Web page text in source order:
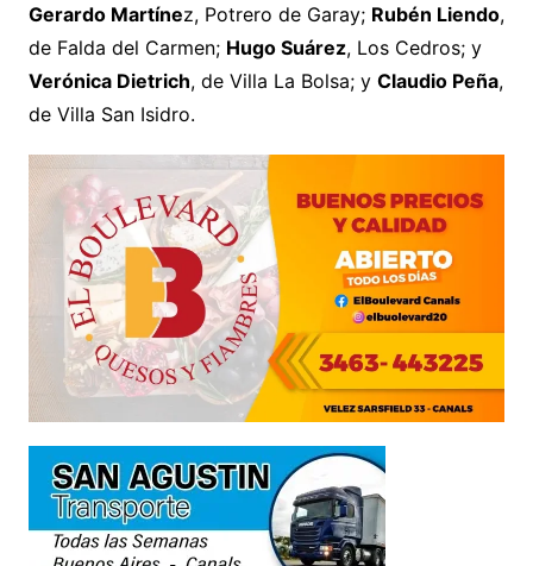
Gerardo Martínez, Potrero de Garay; Rubén Liendo,
de Falda del Carmen; Hugo Suárez, Los Cedros; y
Verónica Dietrich, de Villa La Bolsa; y Claudio Peña,
de Villa San Isidro.